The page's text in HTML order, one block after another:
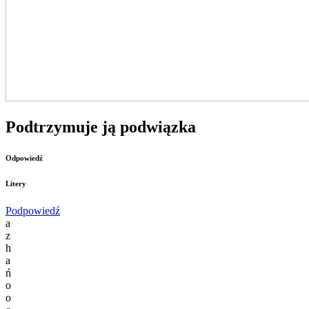
Podtrzymuje ją podwiązka
Odpowiedź
Litery
Podpowiedź
a
z
h
a
ń
o
o